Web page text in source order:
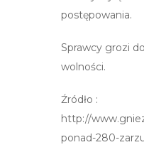
postępowania.
Sprawcy grozi
wolności.
Źródło :
http://
ponad-280-